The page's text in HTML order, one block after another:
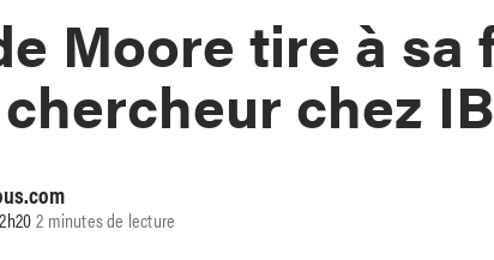
Moore tire à sa
chez
2 minutes de lecture